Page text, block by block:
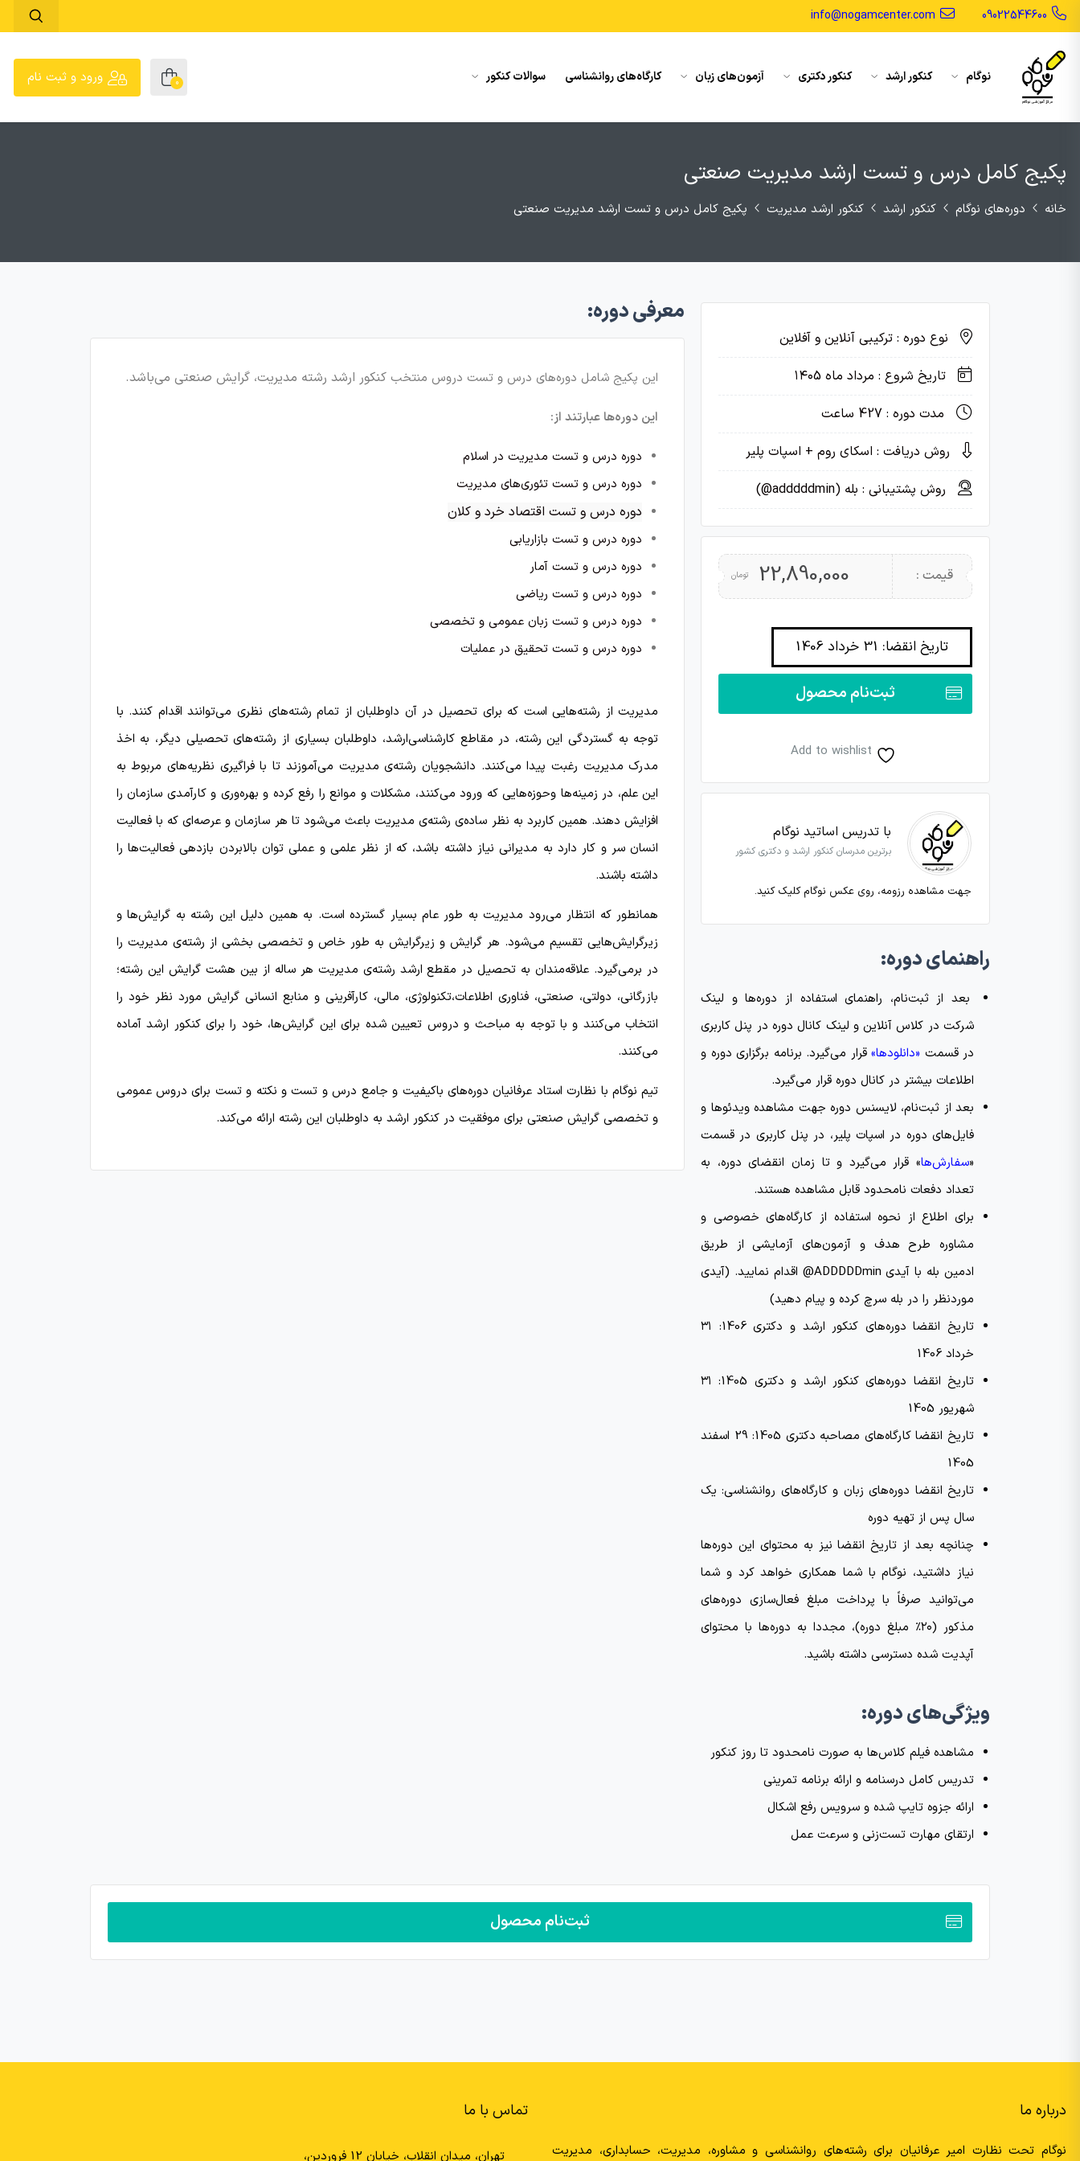
09022544600
info@nogamcenter.com
نوگام کنکور ارشد کنکور دکتری آزمون‌های زبان کارگاه‌های روانشناسی سوالات کنکور 0 ورود و ثبت نام
پکیج کامل درس و تست ارشد مدیریت صنعتی
خانه دوره‌های نوگام کنکور ارشد کنکور ارشد مدیریت پکیج کامل درس و تست ارشد مدیریت صنعتی
نوع دوره : ترکیبی آنلاین و آفلاین
تاریخ شروع : مرداد ماه ۱۴۰5
مدت دوره : 427 ساعت
روش دریافت : اسکای روم + اسپات پلیر
روش پشتیبانی : بله (adddddmin@)
قیمت : 22,890,000 تومان
تاریخ انقضا: 31 خرداد 1406
ثبت‌نام محصول
Add to wishlist
با تدریس اساتید نوگام
برترین مدرسان کنکور ارشد و دکتری کشور
جهت مشاهده رزومه، روی عکس نوگام کلیک کنید.
راهنمای دوره:
بعد از ثبت‌نام، راهنمای استفاده از دوره‌ها و لینک
شرکت در کلاس آنلاین و لینک کانال دوره در پنل کاربری
در قسمت «دانلودها»قرار می‌گیرد. برنامه برگزاری دوره و
اطلاعات بیشتر در کانال دوره قرار می‌گیرد.
بعد از ثبت‌نام، لایسنس دوره جهت مشاهده ویدئو‌ها و
فایل‌های دوره در اسپات پلیر، در پنل کاربری در قسمت
«سفارش‌ها» قرار می‌گیرد و تا زمان انقضای دوره، به
تعداد دفعات نامحدود قابل مشاهده هستند.
برای اطلاع از نحوه استفاده از کارگاه‌های خصوصی و
مشاوره طرح هدف و آزمون‌های آزمایشی از طریق
ادمین بله با آیدی ADDDDDmin@ اقدام نمایید. (آیدی
موردنظر را در بله سرچ کرده و پیام دهید)
تاریخ انقضا دوره‌های کنکور ارشد و دکتری 1406: ۳۱
خرداد 1406
تاریخ انقضا دوره‌های کنکور ارشد و دکتری 1405: ۳۱
شهریور 1405
تاریخ انقضا کارگاه‌های مصاحبه دکتری 1405: 29 اسفند
1405
تاریخ انقضا دوره‌های زبان و کارگاه‌های روانشناسی: یک
سال پس از تهیه دوره
چنانچه بعد از تاریخ انقضا نیز به محتوای این دوره‌ها
نیاز داشتید، نوگام با شما همکاری خواهد کرد و شما
می‌توانید صرفاً با پرداخت مبلغ فعال‌سازی دوره‌های
مذکور (۲۰٪ مبلغ دوره)، مجددا به دوره‌ها با محتوای
آپدیت شده دسترسی داشته باشید.
ویژگی‌های دوره:
مشاهده فیلم کلاس‌ها به صورت نامحدود تا روز کنکور
تدریس کامل درسنامه و ارائه برنامه تمرینی
ارائه جزوه تایپ‌ شده و سرویس رفع اشکال
ارتقای مهارت تست‌زنی و سرعت عمل
معرفی دوره:
این پکیج شامل دوره‌‌های درس و تست دروس منتخب کنکور ارشد رشته مدیریت، گرایش صنعتی می‌باشد.
این دوره‌ها عبارتند از:
دوره درس و تست مدیریت در اسلام
دوره درس و تست تئوری‌های مدیریت
دوره درس و تست اقتصاد خرد و کلان
دوره درس و تست بازاریابی
دوره درس و تست آمار
دوره درس و تست ریاضی
دوره درس و تست زبان عمومی و تخصصی
دوره درس و تست تحقیق در عملیات
مدیریت از رشته‌هایی است که برای تحصیل در آن داوطلبان از تمام رشته‌های نظری می‌توانند اقدام کنند. با
توجه به گستردگی این رشته، در مقاطع کارشناسی‌ارشد، داوطلبان بسیاری از رشته‌های تحصیلی دیگر، به اخذ
مدرک مدیریت رغبت پیدا می‌کنند. دانشجویان رشته‌ی مدیریت می‌آموزند تا با فراگیری نظریه‌های مربوط به
این علم، در زمینه‌ها وحوزه‌هایی که ورود می‌کنند، مشکلات و موانع را رفع کرده و بهره‌وری و کارآمدی سازمان را
افزایش دهند. همین کاربرد به نظر ساده‌ی رشته‌ی مدیریت باعث می‌شود تا هر سازمان و عرصه‌ای که با فعالیت
انسان سر و کار دارد به مدیرانی نیاز داشته باشد، که از نظر علمی و عملی توان بالابردن بازدهی فعالیت‌ها را
داشته باشند.
همانطور که انتظار می‌رود مدیریت به طور عام بسیار گسترده است. به همین دلیل این رشته به گرایش‌ها و
زیرگرایش‌هایی تقسیم می‌شود. هر گرایش و زیرگرایش به طور خاص و تخصصی بخشی از رشته‌ی مدیریت را
در بر‌می‌گیرد. علاقه‌مندان به تحصیل در مقطع ارشد رشته‌ی مدیریت هر ساله از بین هشت گرایش این رشته؛
بازرگانی، دولتی، صنعتی، فناوری اطلاعات،تکنولوژی، مالی، کارآفرینی و منابع انسانی گرایش مورد نظر خود را
انتخاب می‌کنند و با توجه به مباحث و دروس تعیین شده برای این گرایش‌ها، خود را برای کنکور ارشد آماده
می‌کنند.
تیم نوگام با نظارت استاد عرفانیان دوره‌های باکیفیت و جامع درس و تست و نکته و تست برای دروس عمومی
و تخصصی گرایش صنعتی برای موفقیت در کنکور ارشد به داوطلبان این رشته‌ ارائه می‌کند.
ثبت‌نام محصول
درباره ما
نوگام تحت نظارت امیر عرفانیان برای رشته‌های روانشناسی و مشاوره، مدیریت، حسابداری، مدیریت
تماس با ما
تهران، میدان انقلاب، خیابان 12 فروردین،